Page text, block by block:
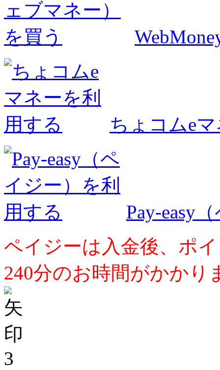
ちょコムe
Pay-easy
ペイジーは入金後、ポ
240分のお時間がかかり
3